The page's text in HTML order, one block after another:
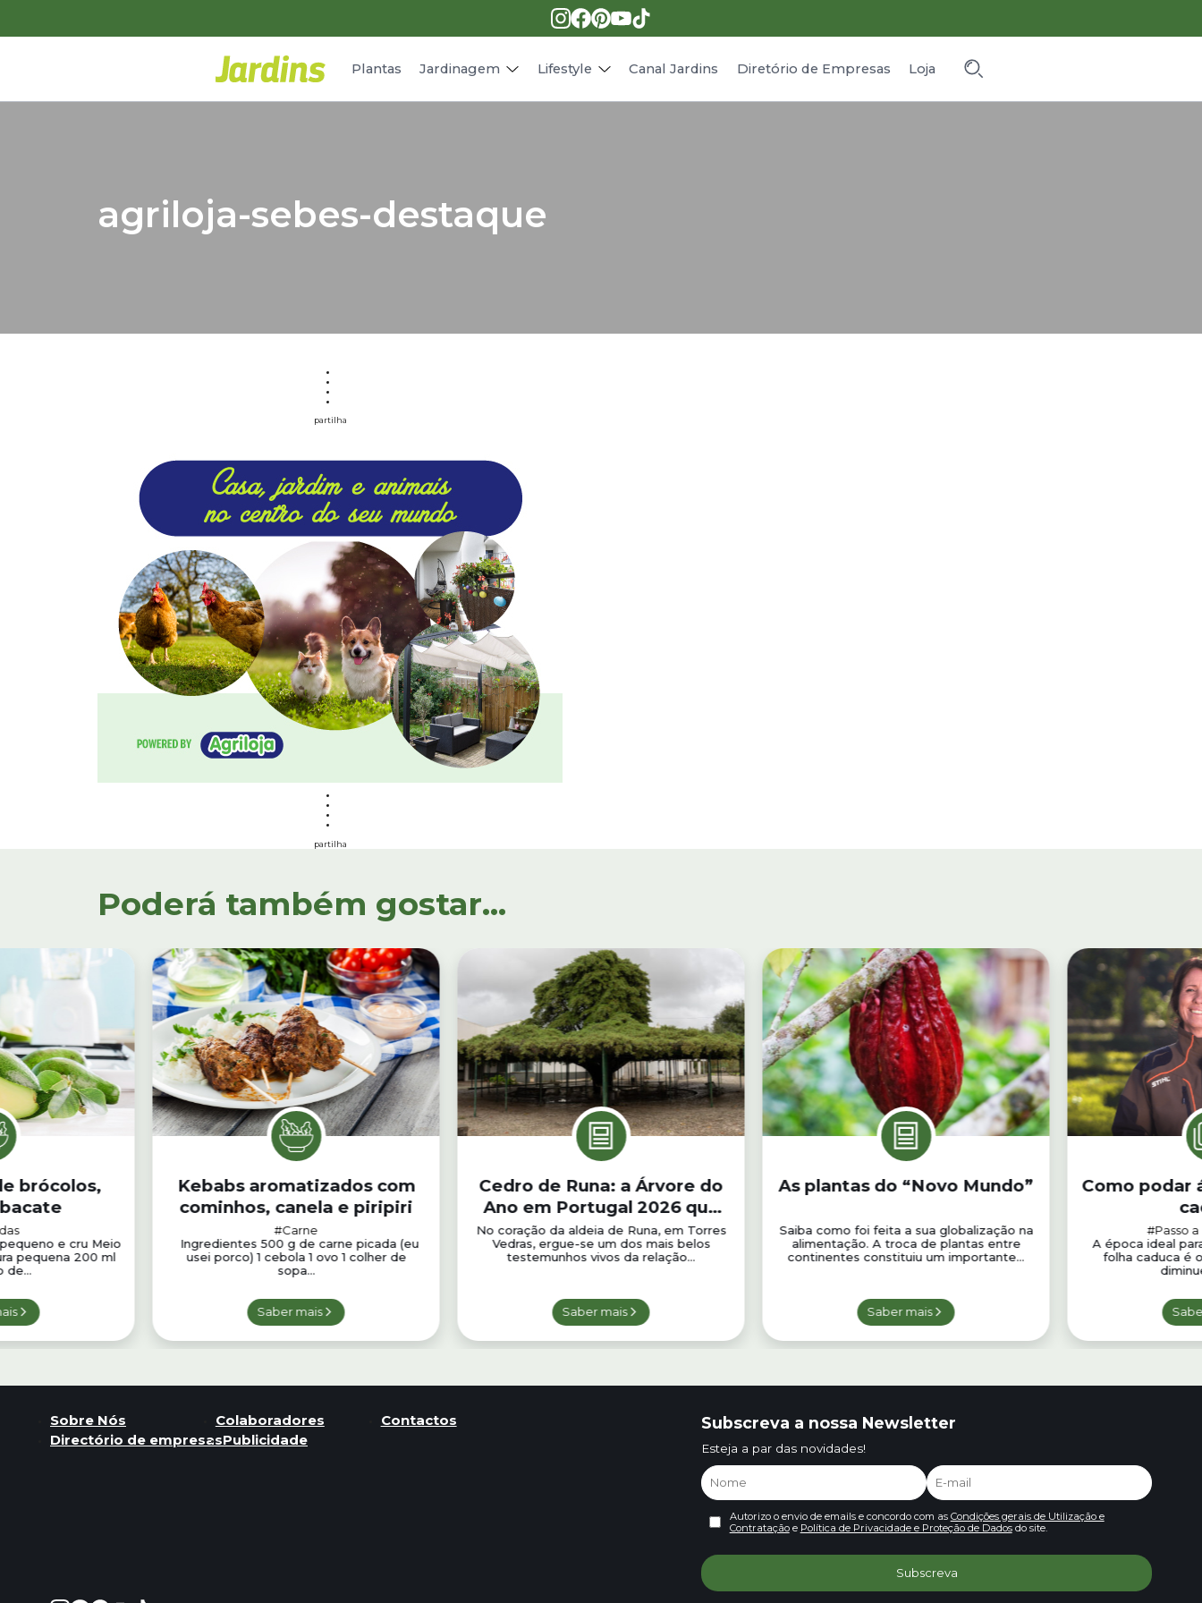
Plantas Jardinagem Lifestyle
Receitas
Canal Jardins Diretório de Empresas Loja
agriloja-sebes-destaque
partilha
partilha
Poderá também gostar...
brócolos,
e cru Meio
pequena 200 ml
de...
Kebabs aromatizados com
cominhos, canela e piripiri
#Carne
Ingredientes 500 g de carne picada (eu
usei porco) 1 cebola 1 ovo 1 colher de
sopa...
Saber mais
Cedro de Runa: a Árvore do
Ano em Portugal 2026 que
nos convida a escutar a
floresta
No coração da aldeia de Runa, em Torres
Vedras, ergue-se um dos mais belos
testemunhos vivos da relação...
Saber mais
As plantas do “Novo Mundo”
Saiba como foi feita a sua globalização na
alimentação. A troca de plantas entre
continentes constituiu um importante...
Saber mais
Como podar
#Passo a
A época ideal
folha caduca é
Sobre Nós Colaboradores
Contactos
Directório de empresasPublicidade
Subscreva a nossa Newsletter
Esteja a par das novidades!
Autorizo o envio de emails e concordo com as Condições gerais de Utilização e
Contrataçãoe Política de Privacidade e Proteção de Dadosdo site.